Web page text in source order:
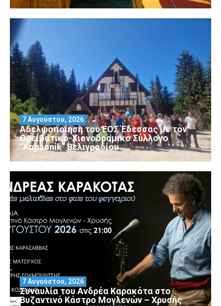
Αδελφοποίηση του ΕΟΣ Έδεσσας με τον
Ορειβατικό-Χιονοδρομικό Σύλλογο
“Kopaonik” Βελιγραδίου
7 Αυγούστου, 2026
Συναυλία του Ανδρέα Καρακότα στο
Βυζαντινό Κάστρο Μογλενών – Χρυσής
7 Αυγούστου, 2026